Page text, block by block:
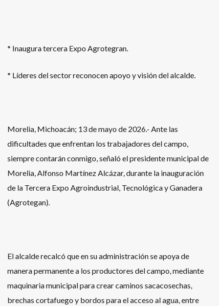
* Inaugura tercera Expo Agrotegran.
* Líderes del sector reconocen apoyo y visión del alcalde.
Morelia, Michoacán; 13 de mayo de 2026.- Ante las
dificultades que enfrentan los trabajadores del campo,
siempre contarán conmigo, señaló el presidente municipal de
Morelia, Alfonso Martínez Alcázar, durante la inauguración
de la Tercera Expo Agroindustrial, Tecnológica y Ganadera
(Agrotegan).
El alcalde recalcó que en su administración se apoya de
manera permanente a los productores del campo, mediante
maquinaria municipal para crear caminos sacacosechas,
brechas cortafuego y bordos para el acceso al agua, entre